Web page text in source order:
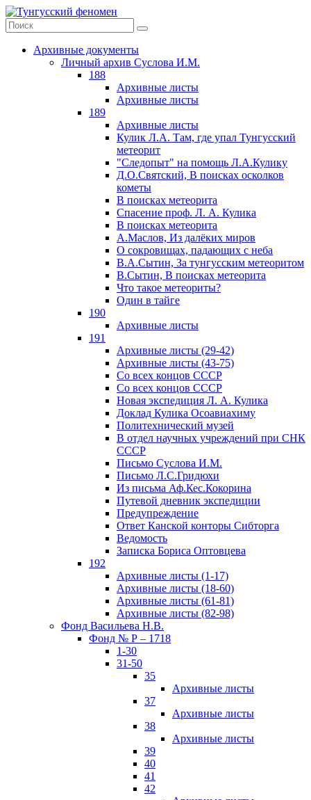
Архивные документы
Личный архив Суслова И.М.
188
Архивные листы
Архивные листы
189
Архивные листы
Кулик Л.А. Там, где упал Тунгусский
метеорит
"Следопыт" на помощь Л.А.Кулику
Д.О.Святский, В поисках осколков
кометы
В поисках метеорита
Спасение проф. Л. А. Кулика
В поисках метеорита
А.Маслов, Из далёких миров
О сокровищах, падающих с неба
В.А.Сытин, За тунгусским метеоритом
В.Сытин, В поисках метеорита
Что такое метеориты?
Один в тайге
190
Архивные листы
191
Архивные листы (29-42)
Архивные листы (43-75)
Со всех концов СССР
Со всех концов СССР
Новая экспедиция Л. А. Кулика
Доклад Кулика Осоавиахиму
Политехнический музей
В отдел научных учреждений при СНК
СССР
Письмо Суслова И.М.
Письмо Л.С.Гридюхи
Из письма Аф.Кес.Кокорина
Путевой дневник экспедиции
Предупреждение
Ответ Канской конторы Сибторга
Ведомость
Записка Бориса Оптовцева
192
Архивные листы (1-17)
Архивные листы (18-60)
Архивные листы (61-81)
Архивные листы (82-98)
Фонд Васильева Н.В.
Фонд № Р – 1718
1-30
31-50
35
Архивные листы
37
Архивные листы
38
Архивные листы
39
40
41
42